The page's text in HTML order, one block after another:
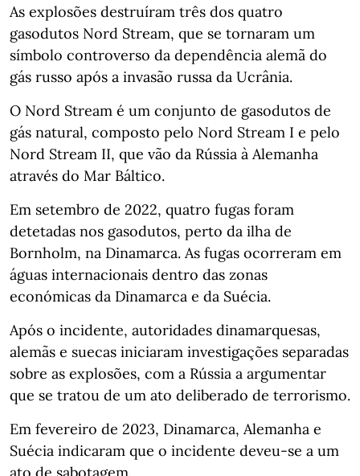
As explosões destruíram três dos quatro
gasodutos Nord Stream, que se tornaram um
símbolo controverso da dependência alemã do
gás russo após a invasão russa da Ucrânia.
O Nord Stream é um conjunto de gasodutos de
gás natural, composto pelo Nord Stream I e pelo
Nord Stream II, que vão da Rússia à Alemanha
através do Mar Báltico.
Em setembro de 2022, quatro fugas foram
detetadas nos gasodutos, perto da ilha de
Bornholm, na Dinamarca. As fugas ocorreram em
águas internacionais dentro das zonas
económicas da Dinamarca e da Suécia.
Após o incidente, autoridades dinamarquesas,
alemãs e suecas iniciaram investigações separadas
sobre as explosões, com a Rússia a argumentar
que se tratou de um ato deliberado de terrorismo.
Em fevereiro de 2023, Dinamarca, Alemanha e
Suécia indicaram que o incidente deveu-se a um